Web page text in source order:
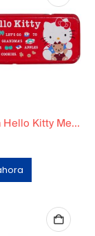
Cartuchera Hello Kitty Metálica